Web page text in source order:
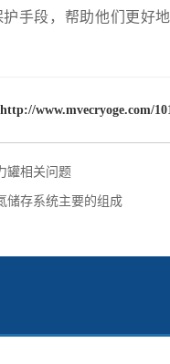
手段，帮助他们更好
http://www.mvecryoge.com/
罐相关问题
储存系统主要的组成